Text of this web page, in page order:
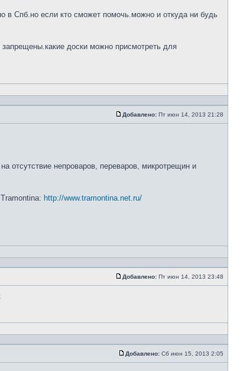
в Спб.но если кто сможет помочь.можно и откуда ни будь
доски можно присмотреть для
Добавлено: Пт июн 14, 2013 21:28
отсутствие непроваров, переваров, микротрещин и
http://www.tramontina.net.ru/
Добавлено: Пт июн 14, 2013 23:48
Добавлено: Сб июн 15, 2013 2:05